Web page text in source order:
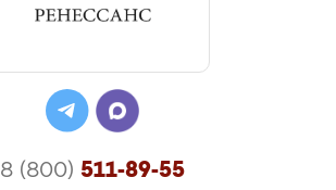
8 (800) 511-89-55